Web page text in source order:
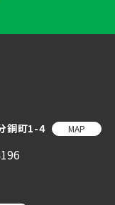
銅町1-4 MAP